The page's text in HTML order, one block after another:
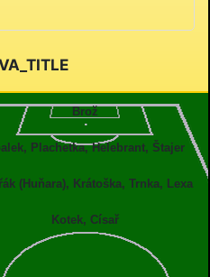
Brož
Plachetka, Helebrant, Štajer
(Huňara), Krátoška, Trnka, Lexa
Kotek, Císař